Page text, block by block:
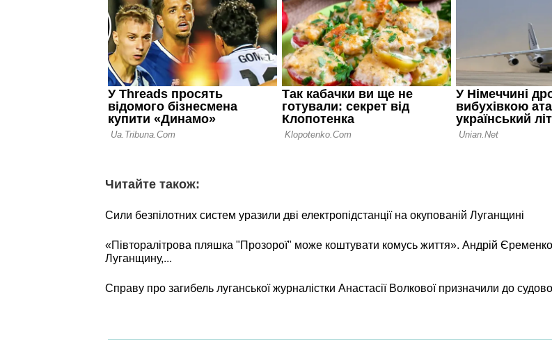
Читайте також:
Сили безпілотних систем уразили дві електропідстанції на окупованій Луганщині
«Півторалітрова пляшка "Прозорої" може коштувати комусь життя». Андрій
Луганщину,...
Справу про загибель луганської журналістки Анастасії Волкової призначили до